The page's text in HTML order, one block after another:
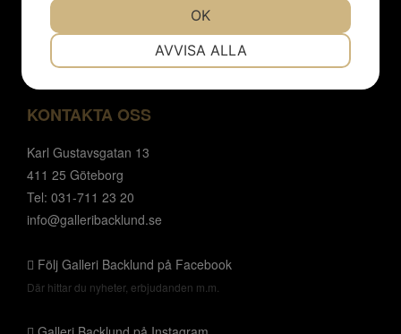
Fre 12-17
Lör - sön 12-15
KONTAKTA OSS
Karl Gustavsgatan 13
411 25 Göteborg
Tel: 031-711 23 20
info@galleribacklund.se
Följ Galleri Backlund på Facebook
Där hittar du nyheter, erbjudanden m.m.
AVVISA ALLA
OK